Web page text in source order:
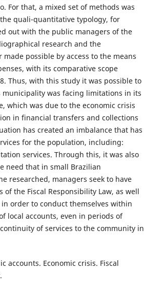
For that, a mixed set of methods was
quali-quantitative typology, for
out with the public managers of the
research and the
possible by access to the means
with its comparative scope
Thus, with this study it was possible to
was facing limitations in its
which was due to the economic crisis
in financial transfers and collections
has created an imbalance that has
for the population, including:
services. Through this, it was also
need that in small Brazilian
researched, managers seek to have
the Fiscal Responsibility Law, as well
order to conduct themselves within
local accounts, even in periods of
of services to the community in
accounts. Economic crisis. Fiscal